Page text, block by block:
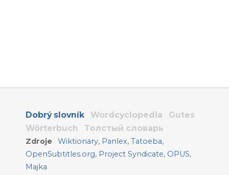
Dobrý slovník Wordcyclopedia
Gutes
Wörterbuch
Толстый словарь
Zdroje Wiktionary, Panlex,Tatoeba,
OpenSubtitles.org, Project Syndicate, OPUS,
Majka